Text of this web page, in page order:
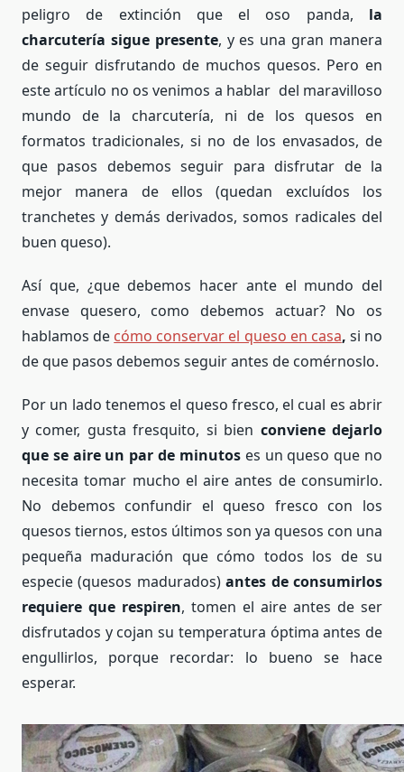
peligro de extinción que el oso panda, la
charcutería sigue presente, y es una gran manera
de seguir disfrutando de muchos quesos. Pero en
este artículo no os venimos a hablar del maravilloso
mundo de la charcutería, ni de los quesos en
formatos tradicionales, si no de los envasados, de
que pasos debemos seguir para disfrutar de la
mejor manera de ellos (quedan excluídos los
tranchetes y demás derivados, somos radicales del
buen queso).
Así que, ¿que debemos hacer ante el mundo del
envase quesero, como debemos actuar? No os
hablamos de cómo conservar el queso en casa, si no
de que pasos debemos seguir antes de comérnoslo.
Por un lado tenemos el queso fresco, el cual es abrir
y comer, gusta fresquito, si bien conviene dejarlo
que se aire un par de minutoses un queso que no
necesita tomar mucho el aire antes de consumirlo.
No debemos confundir el queso fresco con los
quesos tiernos, estos últimos son ya quesos con una
pequeña maduración que cómo todos los de su
especie (quesos madurados)antes de consumirlos
requiere que respiren, tomen el aire antes de ser
disfrutados y cojan su temperatura óptima antes de
engullirlos, porque recordar: lo bueno se hace
esperar.